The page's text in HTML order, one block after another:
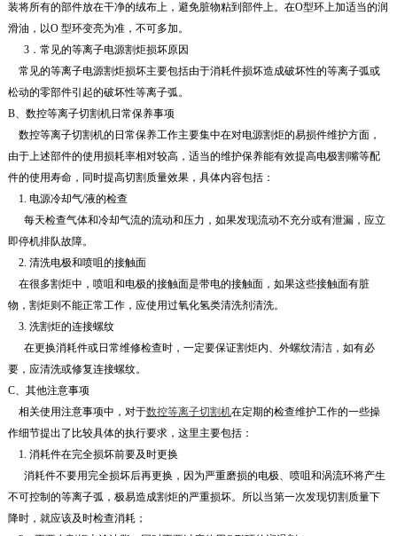
装将所有的部件放在干净的绒布上，避免脏物粘到部件上。在O型环上加适当的润
滑油，以O 型环变亮为准，不可多加。
3．常见的等离子电源割炬损坏原因
常见的等离子电源割炬损坏主要包括由于消耗件损坏造成破坏性的等离子弧或
松动的零部件引起的破坏性等离子弧。
B、数控等离子切割机日常保养事项
数控等离子切割机的日常保养工作主要集中在对电源割炬的易损件维护方面，
由于上述部件的使用损耗率相对较高，适当的维护保养能有效提高电极割嘴等配
件的使用寿命，同时提高切割质量效果，具体内容包括：
1. 电源冷却气/液的检查
每天检查气体和冷却气流的流动和压力，如果发现流动不充分或有泄漏，应立
即停机排队故障。
2. 清洗电极和喷咀的接触面
在很多割炬中，喷咀和电极的接触面是带电的接触面，如果这些接触面有脏
物，割炬则不能正常工作，应使用过氧化氢类清洗剂清洗。
3. 洗割炬的连接螺纹
在更换消耗件或日常维修检查时，一定要保证割炬内、外螺纹清洁，如有必
要，应清洗或修复连接螺纹。
C、其他注意事项
相关使用注意事项中，对于数控等离子切割机在定期的检查维护工作的一些操
作细节提出了比较具体的执行要求，这里主要包括：
1. 消耗件在完全损坏前要及时更换
消耗件不要用完全损坏后再更换，因为严重磨损的电极、喷咀和涡流环将产生
不可控制的等离子弧，极易造成割炬的严重损坏。所以当第一次发现切割质量下
降时，就应该及时检查消耗；